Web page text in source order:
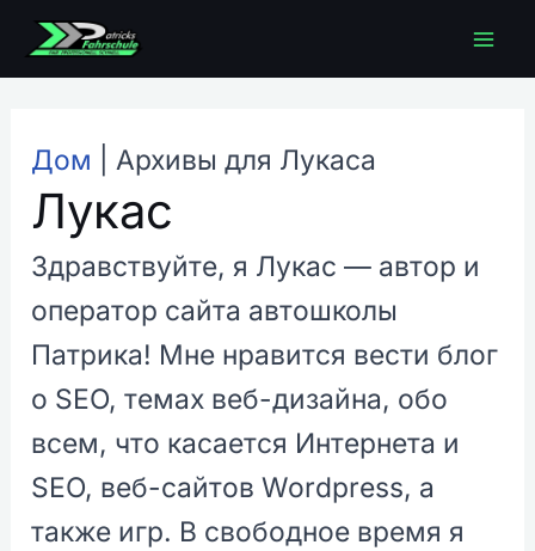
Дом |Архивы для Лукаса
Лукас
Здравствуйте, я Лукас — автор и
оператор сайта автошколы
Патрика! Мне нравится вести блог
о SEO, темах веб-дизайна, обо
всем, что касается Интернета и
SEO, веб-сайтов Wordpress, а
также игр. В свободное время я